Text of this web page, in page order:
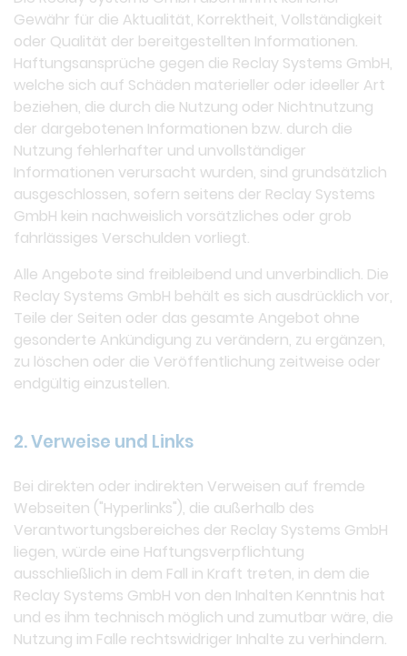
Gewähr für die Aktualität, Korrektheit, Vollständigkeit
oder Qualität der bereitgestellten Informationen.
Haftungsansprüche gegen die Reclay Systems GmbH,
welche sich auf Schäden materieller oder ideeller Art
beziehen, die durch die Nutzung oder Nichtnutzung
der dargebotenen Informationen bzw. durch die
Nutzung fehlerhafter und unvollständiger
Informationen verursacht wurden, sind grundsätzlich
ausgeschlossen, sofern seitens der Reclay Systems
GmbH kein nachweislich vorsätzliches oder grob
fahrlässiges Verschulden vorliegt.
Alle Angebote sind freibleibend und unverbindlich. Die
Reclay Systems GmbH behält es sich ausdrücklich vor,
Teile der Seiten oder das gesamte Angebot ohne
gesonderte Ankündigung zu verändern, zu ergänzen,
zu löschen oder die Veröffentlichung zeitweise oder
endgültig einzustellen.
2. Verweise und Links
Bei direkten oder indirekten Verweisen auf fremde
Webseiten ("Hyperlinks"), die außerhalb des
Verantwortungsbereiches der Reclay Systems GmbH
liegen, würde eine Haftungsverpflichtung
ausschließlich in dem Fall in Kraft treten, in dem die
Reclay Systems GmbH von den Inhalten Kenntnis hat
und es ihm technisch möglich und zumutbar wäre, die
Nutzung im Falle rechtswidriger Inhalte zu verhindern.